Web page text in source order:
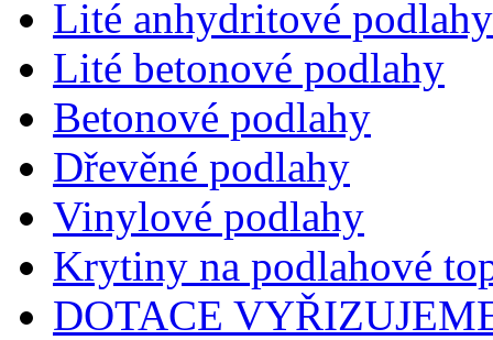
Lité anhydritové podlahy
Lité betonové podlahy
Betonové podlahy
Dřevěné podlahy
Vinylové podlahy
Krytiny na podlahové
DOTACE